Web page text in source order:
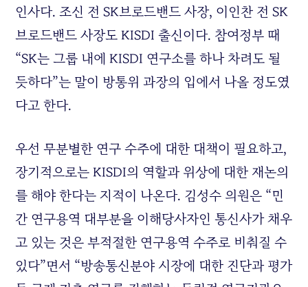
인사다. 조신 전 SK브로드밴드 사장, 이인찬 전 SK
브로드밴드 사장도 KISDI 출신이다. 참여정부 때
“SK는 그룹 내에 KISDI 연구소를 하나 차려도 될
듯하다”는 말이 방통위 과장의 입에서 나올 정도였
다고 한다.
우선 무분별한 연구 수주에 대한 대책이 필요하고,
장기적으로는 KISDI의 역할과 위상에 대한 재논의
를 해야 한다는 지적이 나온다. 김성수 의원은 “민
간 연구용역 대부분을 이해당사자인 통신사가 채우
고 있는 것은 부적절한 연구용역 수주로 비춰질 수
있다”면서 “방송통신분야 시장에 대한 진단과 평가